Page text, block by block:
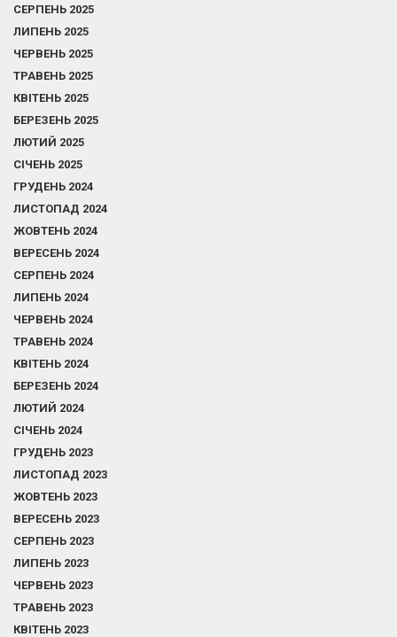
СЕРПЕНЬ 2025
ЛИПЕНЬ 2025
ЧЕРВЕНЬ 2025
ТРАВЕНЬ 2025
КВІТЕНЬ 2025
БЕРЕЗЕНЬ 2025
ЛЮТИЙ 2025
СІЧЕНЬ 2025
ГРУДЕНЬ 2024
ЛИСТОПАД 2024
ЖОВТЕНЬ 2024
ВЕРЕСЕНЬ 2024
СЕРПЕНЬ 2024
ЛИПЕНЬ 2024
ЧЕРВЕНЬ 2024
ТРАВЕНЬ 2024
КВІТЕНЬ 2024
БЕРЕЗЕНЬ 2024
ЛЮТИЙ 2024
СІЧЕНЬ 2024
ГРУДЕНЬ 2023
ЛИСТОПАД 2023
ЖОВТЕНЬ 2023
ВЕРЕСЕНЬ 2023
СЕРПЕНЬ 2023
ЛИПЕНЬ 2023
ЧЕРВЕНЬ 2023
ТРАВЕНЬ 2023
КВІТЕНЬ 2023